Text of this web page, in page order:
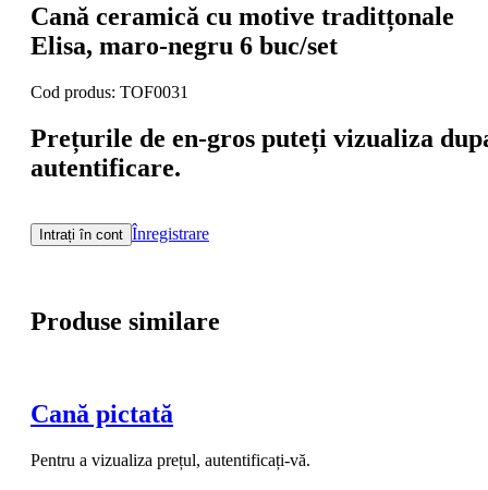
Cană ceramică cu motive traditțonale
Elisa, maro-negru 6 buc/set
Cod produs: TOF0031
Prețurile de en-gros puteți vizualiza
autentificare.
Intrați în cont Înregistrare
Produse similare
Cană pictată
Pentru a vizualiza prețul, autentificați-vă.